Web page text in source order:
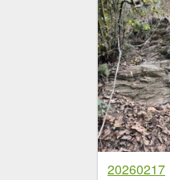
20260217